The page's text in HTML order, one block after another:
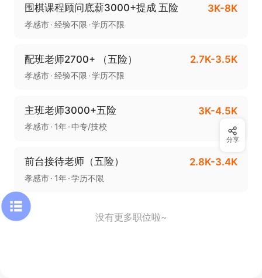
围棋课程顾问底薪3000+提成 五险 3K-8K
孝感市 经验不限 学历不限
配班老师2700+ （五险） 2.7K-3.5K
孝感市 经验不限 学历不限
主班老师3000+五险 3K-4.5K
孝感市 1年 中专/技校
前台接待老师（五险） 2.8K-3.4K
孝感市 1年 学历不限
没有更多职位啦~
分享